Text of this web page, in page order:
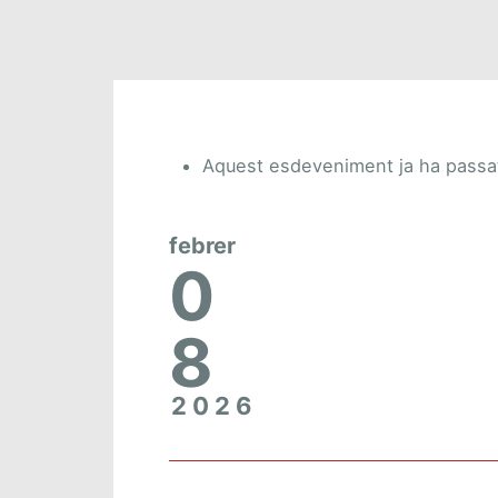
Aquest esdeveniment ja ha
febrer
0
8
2026